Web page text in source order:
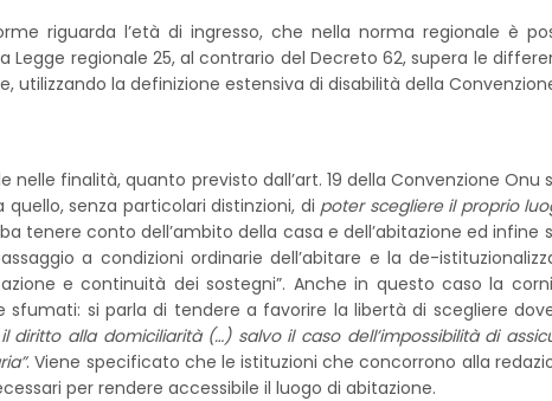
riguarda l’età di ingresso, che nella norma regionale è
regionale 25, al contrario del Decreto 62, supera le
la definizione estensiva di disabilità della
nelle finalità, quanto previsto dall’art. 19 della Convenzione
senza particolari distinzioni, di poter scegliere il proprio
tenere conto dell’ambito della casa e dell’abitazione ed infine
a condizioni ordinarie dell’abitare e la de-
e continuità dei sostegni”. Anche in questo caso la
si parla di tendere a favorire la libertà di scegliere
alla domiciliarità (…) salvo il caso dell’impossibilità di
. Viene specificato che le istituzioni che concorrono alla
per rendere accessibile il luogo di abitazione.